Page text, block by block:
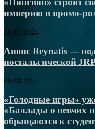
анимации
проекта
и
Шарлиз
в
10»
криминальную
империю
промо-
сериала
«Пингвин» строит
империю в промо-
Анонс
подозрительно
ностальгической
JRPG
28.02.2024
Анонс Reynatis —
ностальгической
«Голодные
уже
близко!
В
промо
08.08.2023
«Голодные игры»
«Баллады о певчих
обращаются к